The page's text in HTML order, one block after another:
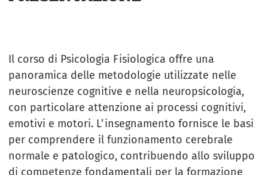
Il corso di Psicologia Fisiologica offre una
panoramica delle metodologie utilizzate nelle
neuroscienze cognitive e nella neuropsicologia,
con particolare attenzione ai processi cognitivi,
emotivi e motori. L’insegnamento fornisce le basi
per comprendere il funzionamento cerebrale
normale e patologico, contribuendo allo sviluppo
di competenze fondamentali per la formazione